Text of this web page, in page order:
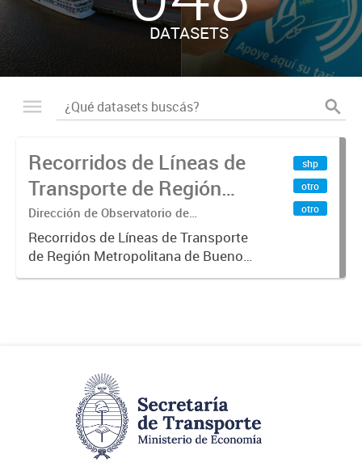
DATASETS
Recorridos de Líneas de
Transporte de Región
Metropolitana de
Buenos Aires (RMBA)
Dirección de Observatorio de
Transporte, Estudio y Sistemas
Recorridos de Líneas de Transporte
de Región Metropolitana de Buenos
Aires (RMBA).-
shp
otro
otro